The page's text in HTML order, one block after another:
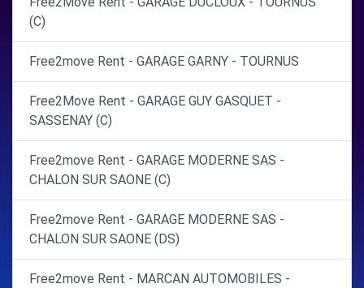
(C)
Free2move Rent - GARAGE GARNY - TOURNUS
Free2Move Rent - GARAGE GUY GASQUET -
SASSENAY (C)
Free2move Rent - GARAGE MODERNE SAS -
CHALON SUR SAONE (C)
Free2move Rent - GARAGE MODERNE SAS -
CHALON SUR SAONE (DS)
Free2move Rent - MARCAN AUTOMOBILES -